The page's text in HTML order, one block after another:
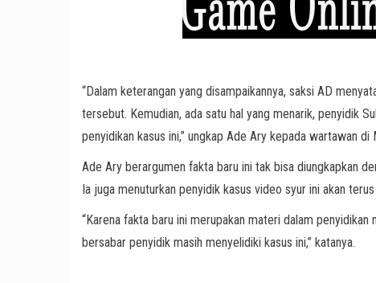
“Dalam keterangan yang disampaikannya, saksi AD
tersebut. Kemudian, ada satu hal yang menarik, penyidik
penyidikan kasus ini,” ungkap Ade Ary kepada wartawan
Ade Ary berargumen fakta baru ini tak bisa diungkapkan
Ia juga menuturkan penyidik kasus video syur ini akan
“Karena fakta baru ini merupakan materi dalam
bersabar penyidik masih menyelidiki kasus ini,” katanya.